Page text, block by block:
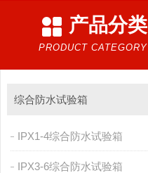
产品分类
PRODUCT CATEGORY
综合防水试验箱
IPX1-4综合防水试验箱
IPX3-6综合防水试验箱